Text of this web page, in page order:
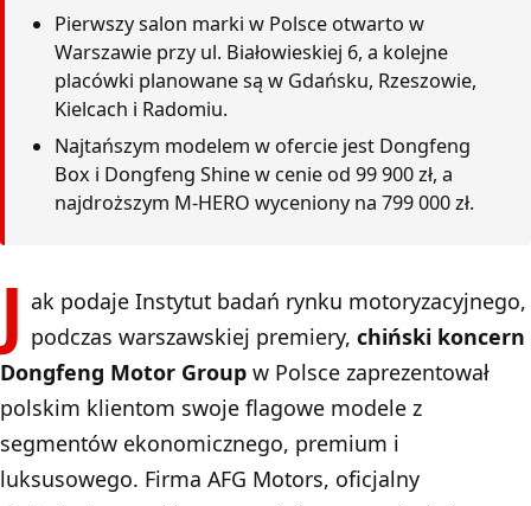
Pierwszy salon marki w Polsce otwarto w
Warszawie przy ul. Białowieskiej 6, a kolejne
placówki planowane są w Gdańsku, Rzeszowie,
Kielcach i Radomiu.
Najtańszym modelem w ofercie jest Dongfeng
Box i Dongfeng Shine w cenie od 99 900 zł, a
najdroższym M-HERO wyceniony na 799 000 zł.
J ak podaje Instytut badań rynku motoryzacyjnego,
podczas warszawskiej premiery,chiński koncern
Dongfeng Motor Group w Polsce zaprezentował
polskim klientom swoje flagowe modele z
segmentów ekonomicznego, premium i
luksusowego. Firma AFG Motors, oficjalny